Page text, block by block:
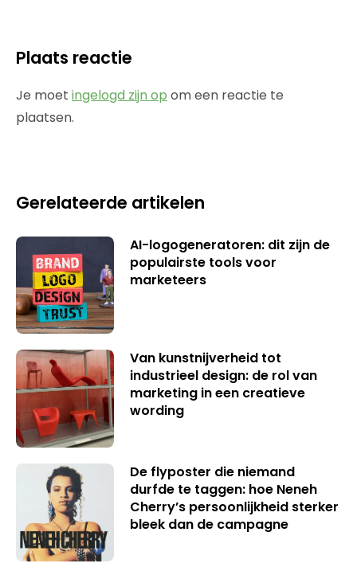
Plaats reactie
Je moet ingelogd zijn op om een reactie te
plaatsen.
Gerelateerde artikelen
AI-logogeneratoren: dit zijn de
populairste tools voor
marketeers
Van kunstnijverheid tot
industrieel design: de rol van
marketing in een creatieve
wording
De flyposter die niemand
durfde te taggen: hoe Neneh
Cherry’s persoonlijkheid sterker
bleek dan de campagne